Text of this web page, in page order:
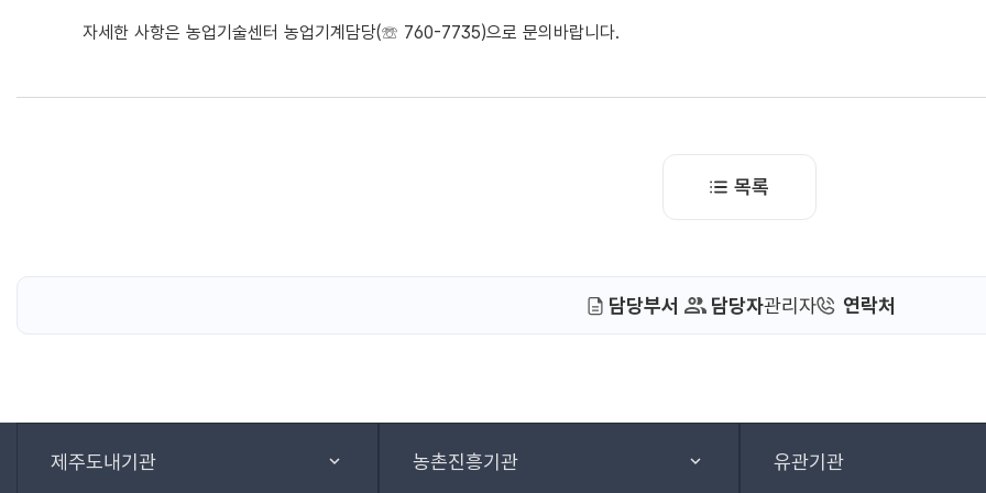
자세한 사항은 농업기술센터 농업기계담당(☏ 760-7735)으로 문의바랍니다.
목록
담당부서 담당자관리자 연락처
제주도내기관 농촌진흥기관 유관기관